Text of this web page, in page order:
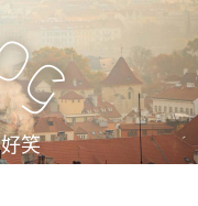
g
笑